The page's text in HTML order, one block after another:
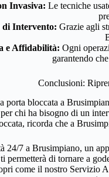
Invasiva: Le tecniche
Intervento: Grazie agli
e Affidabilità: Ogni
garantendo
Conclusioni:
porta bloccata a
chi ha bisogno di un
ricorda che a
24/7 a Brusimpiano, un
permetterà di tornare a
come il nostro Servizio